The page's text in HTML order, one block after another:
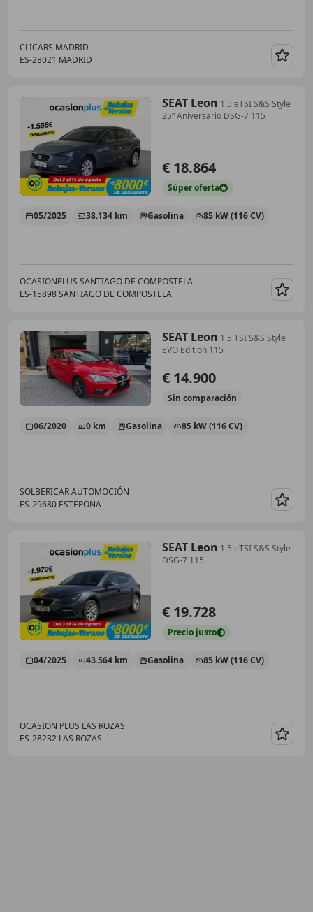
CLICARS MADRID
ES-28021 MADRID
SEAT Leon 1.5 eTSI S&S Style
25ª Aniversario DSG-7 115
€ 18.864
Súperoferta
05/2025 38.134 km Gasolina 85 kW (116 CV)
OCASIONPLUS SANTIAGO DE COMPOSTELA
ES-15898 SANTIAGO DE COMPOSTELA
SEAT Leon 1.5 TSI S&S Style
EVO Edition 115
€ 14.900
Sin comparación
06/2020 0 km Gasolina 85 kW (116 CV)
SOLBERICAR AUTOMOCIÓN
ES-29680 ESTEPONA
SEAT Leon 1.5 eTSI S&S Style
DSG-7 115
€ 19.728
Precio justo
04/2025 43.564 km Gasolina 85 kW (116 CV)
OCASION PLUS LAS ROZAS
ES-28232 LAS ROZAS